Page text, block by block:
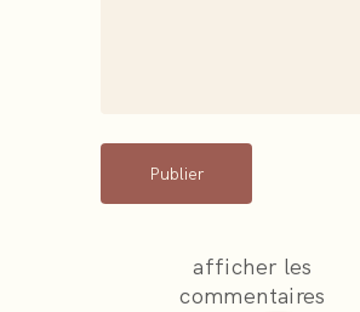
Publier
afficher les
commentaires